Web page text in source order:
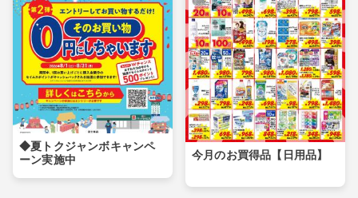
◆夏トクジャンボキャンペ
ーン実施中
今月のお買得品【日用品】